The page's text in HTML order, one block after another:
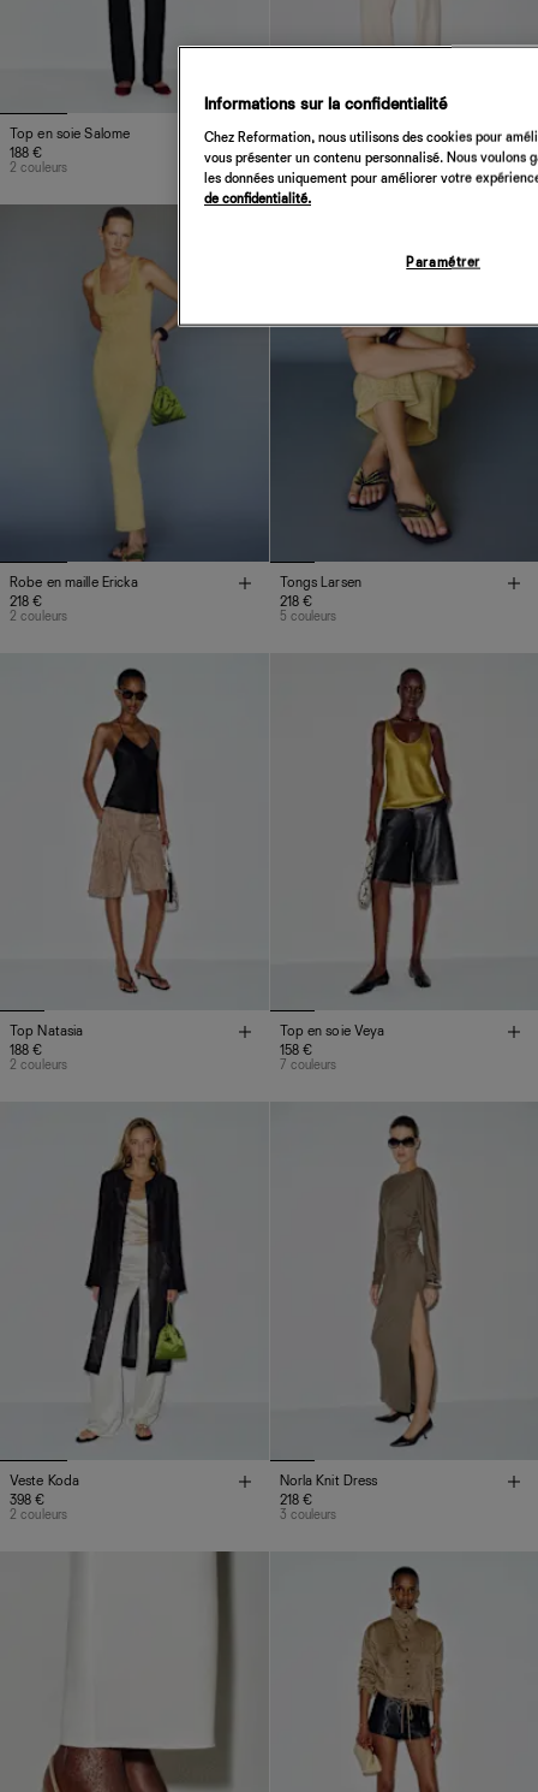
Top en soie Salome
188 €
2 couleurs
Top en soie Jony
218 €
Robe en maille Ericka
218 €
2 couleurs
Tongs Larsen
218 €
5 couleurs
Top Natasia
188 €
2 couleurs
Top en soie Veya
158 €
7 couleurs
Veste Koda
398 €
2 couleurs
Norla Knit Dress
218 €
3 couleurs
Informations sur la confidentialité
Chez Reformation, nous utilisons des cookies pour
vous présenter un contenu personnalisé. Nous
les données uniquement pour améliorer votre
de confidentialité.
Paramétrer